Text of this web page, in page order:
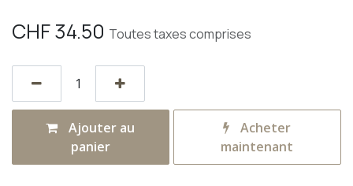
CHF34.50 Toutes taxes comprises
Ajouter au
panier
Acheter
maintenant